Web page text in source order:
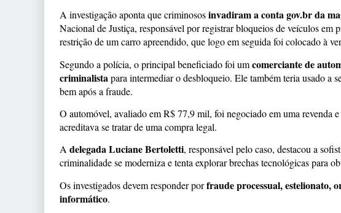
A investigação aponta que criminososinvadiram a conta gov.br da
Nacional de Justiça, responsável por registrar bloqueios de veículos em
restrição de um carro apreendido, que logo em seguida foi colocado à
Segundo a polícia, o principal beneficiado foi umcomerciante de
criminalistapara intermediar o desbloqueio. Ele também teria usado a
bem após a fraude.
O automóvel, avaliado em R$ 77,9 mil, foi negociado em uma revenda
acreditava se tratar de uma compra legal.
Adelegada Luciane Bertoletti, responsável pelo caso, destacou a
criminalidade se moderniza e tenta explorar brechas tecnológicas para
Os investigados devem responder porfraude processual, estelionato,
informático.